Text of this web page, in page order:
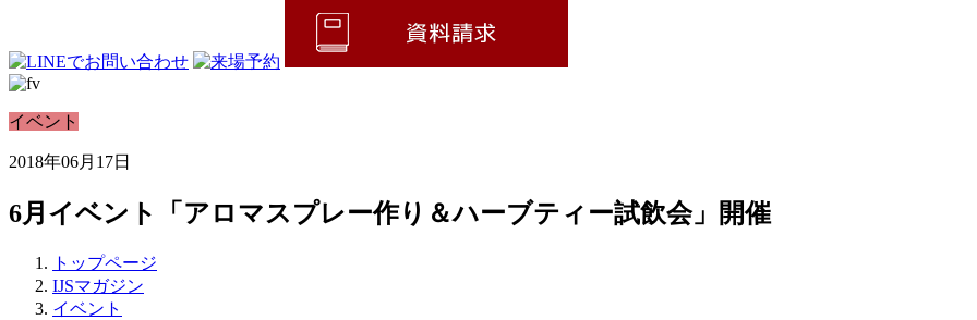
イベント
2018年06月17日
6月イベント「アロマスプレー作り＆ハーブティー試飲会」開催
トップページ
IJSマガジン
イベント